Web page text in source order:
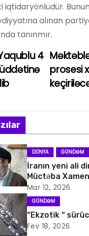
iqtidaryönlüdür.
alınan
tanınmır.
prosesi
4
DÜNYA GÜNDƏM
İranın yeni ali
Müctəba
Mar 12, 2026
GÜNDƏM
“Ekzotik “
Fev 18, 2026